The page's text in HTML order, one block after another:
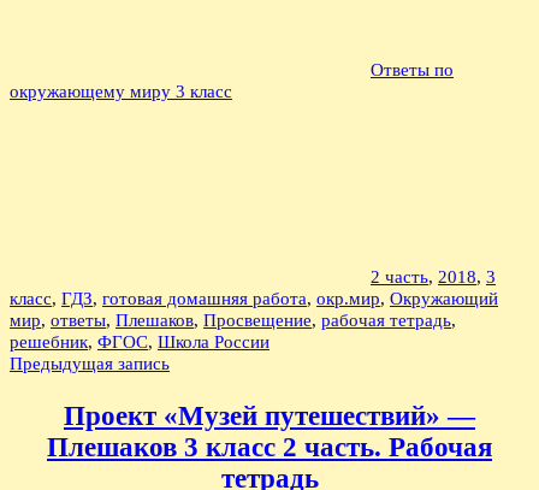
Ответы по
окружающему миру 3 класс
2 часть, 2018, 3
класс, ГДЗ, готовая домашняя работа, окр.мир, Окружающий
мир, ответы, Плешаков, Просвещение, рабочая тетрадь,
решебник, ФГОС, Школа России
Навигация
записям
Предыдущая запись
Проект «Музей путешествий» —
Плешаков 3 класс 2 часть. Рабочая
тетрадь